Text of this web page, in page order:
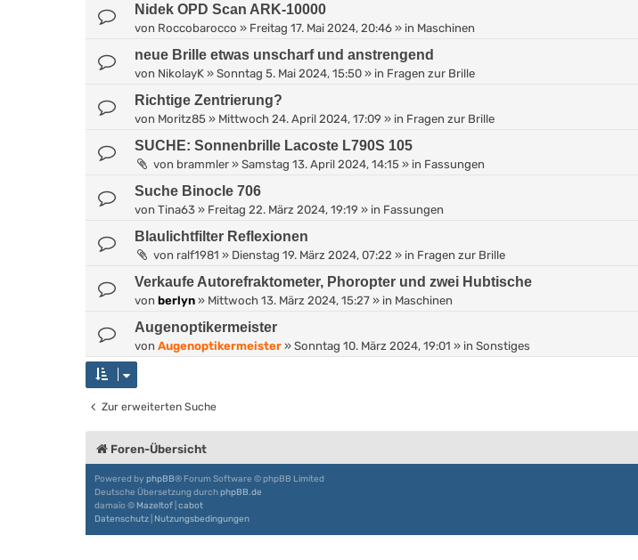
Nidek OPD Scan ARK-10000
von Roccobarocco » Freitag 17. Mai 2024, 20:46 » in Maschinen
neue Brille etwas unscharf und anstrengend
von NikolayK » Sonntag 5. Mai 2024, 15:50 » in Fragen zur Brille
Richtige Zentrierung?
von Moritz85 » Mittwoch 24. April 2024, 17:09 » in Fragen zur Brille
SUCHE: Sonnenbrille Lacoste L790S 105
von brammler » Samstag 13. April 2024, 14:15 » in Fassungen
Suche Binocle 706
von Tina63 » Freitag 22. März 2024, 19:19 » in Fassungen
Blaulichtfilter Reflexionen
von ralf1981 » Dienstag 19. März 2024, 07:22 » in Fragen zur Brille
Verkaufe Autorefraktometer, Phoropter und zwei Hubtische
von berlyn » Mittwoch 13. März 2024, 15:27 » in Maschinen
Augenoptikermeister
von Augenoptikermeister » Sonntag 10. März 2024, 19:01 » in Sonstiges
Zur erweiterten Suche
Foren-Übersicht
Powered by phpBB® Forum Software © phpBB Limited
Deutsche Übersetzung durchphpBB.de
damaïo © Mazeltof cabot
Datenschutz Nutzungsbedingungen